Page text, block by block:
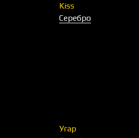
Kiss
Серебро
Угар